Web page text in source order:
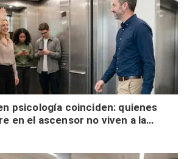
psicología coinciden: quienes
en el ascensor no viven a la
apertura social